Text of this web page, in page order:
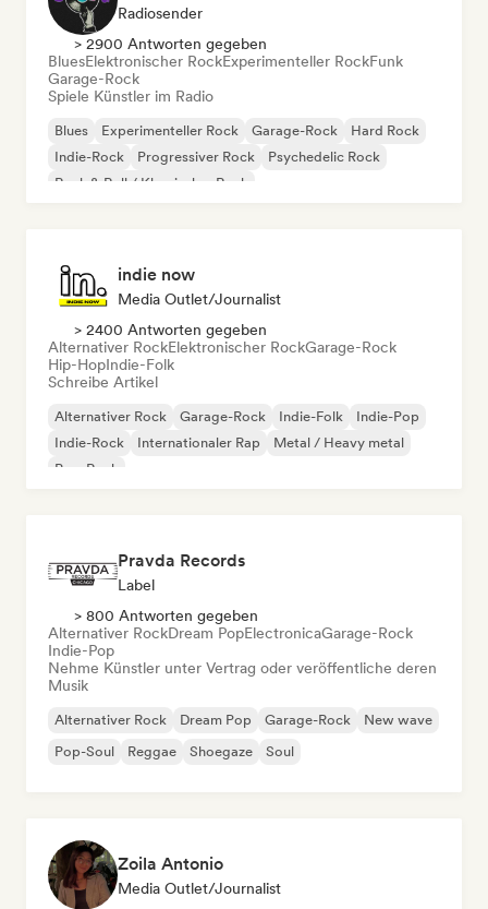
Radiosender
> 2900 Antworten gegeben
BluesElektronischer RockExperimenteller RockFunk
Garage-Rock
Spiele Künstler im Radio
Blues Experimenteller Rock Garage-Rock
Hard Rock
Indie-Rock
Progressiver Rock
Psychedelic Rock
Rock & Roll / Klassischer Rock
indie now
Media Outlet/Journalist
> 2400 Antworten gegeben
Alternativer RockElektronischer RockGarage-Rock
Hip-HopIndie-Folk
Schreibe Artikel
Alternativer Rock Garage-Rock Indie-Folk
Indie-Pop
Indie-Rock
Internationaler Rap
Metal / Heavy metal
Pop-Rock
Pravda Records
Label
> 800 Antworten gegeben
Alternativer RockDream PopElectronicaGarage-Rock
Indie-Pop
Nehme Künstler unter Vertrag oder veröffentliche deren
Musik
Alternativer Rock Dream Pop Garage-Rock
New wave
Pop-Soul
Reggae Shoegaze Soul
Zoila Antonio
Media Outlet/Journalist